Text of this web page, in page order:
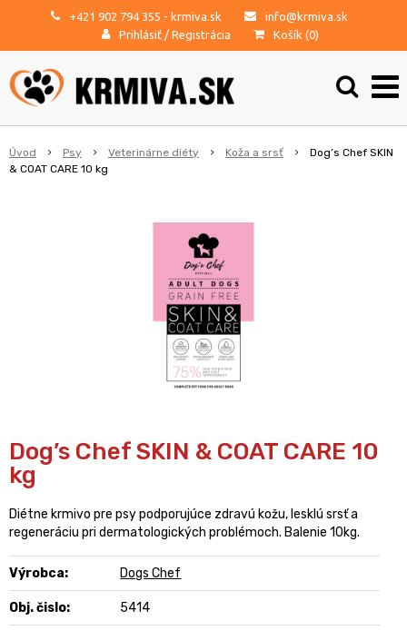
+421 902 794 355 - krmiva.sk
info@krmiva.sk
Prihlásiť / Registrácia Košík (0)
Úvod Psy Veterinárne diéty Koža a srsť
Dog’s Chef SKIN
& COAT CARE 10 kg
Dog’s Chef SKIN & COAT CARE 10
kg
Diétne krmivo pre psy podporujúce zdravú kožu, lesklú srsť a
regeneráciu pri dermatologických problémoch. Balenie 10kg.
Výrobca: Dogs Chef
Obj. čislo: 5414